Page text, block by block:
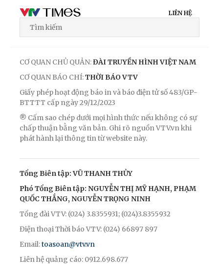
LIÊN HỆ
CƠ QUAN CHỦ QUẢN:ĐÀI TRUYỀN HÌNH VIỆT NAM
CƠ QUAN BÁO CHÍ:THỜI BÁO VTV
Giấy phép hoạt động báo in và báo điện tử số 483/GP-
BTTTT cấp ngày 29/12/2023
® Cấm sao chép dưới mọi hình thức nếu không có sự
chấp thuận bằng văn bản. Ghi rõ nguồn VTV.vn khi
phát hành lại thông tin từ website này.
Tổng Biên tập: VŨ THANH THỦY
Phó Tổng Biên tập: NGUYỄN THỊ MỸ HẠNH, PHẠM
QUỐC THẮNG, NGUYỄN TRỌNG NINH
Tổng đài VTV: (024) 3.8355931; (024)3.8355932
Điện thoại Thời báo VTV: (024) 66897 897
Email:toasoan@vtv.vn
Liên hệ quảng cáo: 0912.698.677